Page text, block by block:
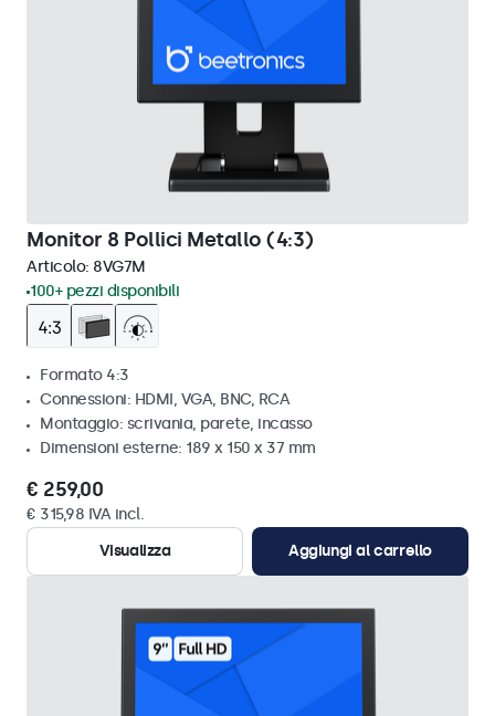
Monitor 8 Pollici Metallo (4:3)
Articolo: 8VG7M
100+ pezzi disponibili
Formato 4:3
Connessioni: HDMI, VGA, BNC, RCA
Montaggio: scrivania, parete, incasso
Dimensioni esterne: 189 x 150 x 37 mm
€ 259,00
€ 315,98 IVA incl.
Visualizza
Aggiungi al carrello